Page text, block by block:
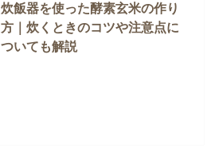
炊飯器を使った酵素玄米の作り
方｜炊くときのコツや注意点に
ついても解説